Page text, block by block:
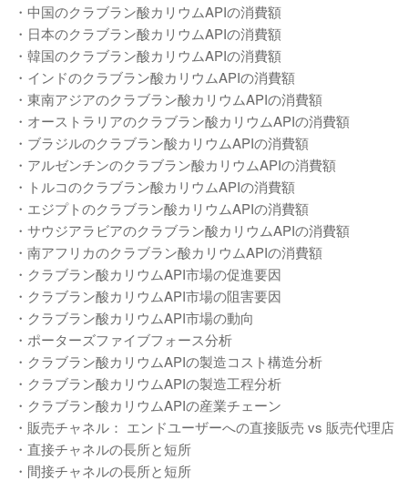
・中国のクラブラン酸カリウムAPIの消費額
・日本のクラブラン酸カリウムAPIの消費額
・韓国のクラブラン酸カリウムAPIの消費額
・インドのクラブラン酸カリウムAPIの消費額
・東南アジアのクラブラン酸カリウムAPIの消費額
・オーストラリアのクラブラン酸カリウムAPIの消費額
・ブラジルのクラブラン酸カリウムAPIの消費額
・アルゼンチンのクラブラン酸カリウムAPIの消費額
・トルコのクラブラン酸カリウムAPIの消費額
・エジプトのクラブラン酸カリウムAPIの消費額
・サウジアラビアのクラブラン酸カリウムAPIの消費額
・南アフリカのクラブラン酸カリウムAPIの消費額
・クラブラン酸カリウムAPI市場の促進要因
・クラブラン酸カリウムAPI市場の阻害要因
・クラブラン酸カリウムAPI市場の動向
・ポーターズファイブフォース分析
・クラブラン酸カリウムAPIの製造コスト構造分析
・クラブラン酸カリウムAPIの製造工程分析
・クラブラン酸カリウムAPIの産業チェーン
・販売チャネル： エンドユーザーへの直接販売 vs 販売代理店
・直接チャネルの長所と短所
・間接チャネルの長所と短所